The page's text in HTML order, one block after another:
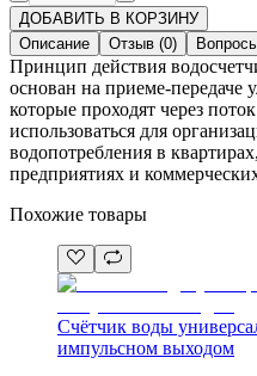
ДОБАВИТЬ В КОРЗИНУ
Описание
Отзыв (0)
Принцип действия
основан на приеме-передаче
которые проходят через
использоваться для
водопотребления в
предприятиях и
Похожие товары
Счётчик воды
импульсном выходом